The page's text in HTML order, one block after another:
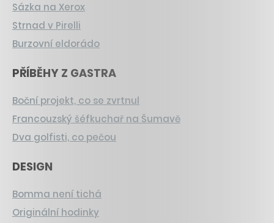
Sázka na Xerox
Strnad v Pirelli
Burzovní eldorádo
PŘÍBĚHY Z GASTRA
Boční projekt, co se zvrtnul
Francouzský šéfkuchař na Šumavě
Dva golfisti, co pečou
DESIGN
Bomma není tichá
Originální hodinky